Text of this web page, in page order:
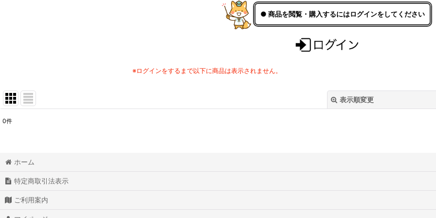
● 商品を閲覧・購入するにはログインをしてください
※ログインをするまで以下に商品は表示されません。
表示順変更
表示数
0件
ホーム
特定商取引法表示
ご利用案内